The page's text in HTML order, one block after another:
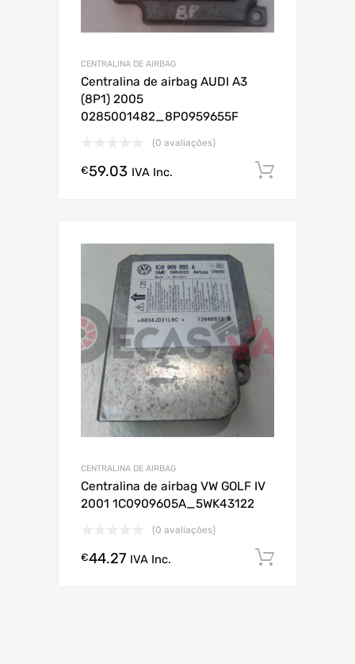
CENTRALINA DE AIRBAG
Centralina de airbag AUDI A3
(8P1) 2005
0285001482_8P0959655F
(0 avaliações)
€59.03 IVA Inc.
CENTRALINA DE AIRBAG
Centralina de airbag VW GOLF IV
2001 1C0909605A_5WK43122
(0 avaliações)
€44.27 IVA Inc.